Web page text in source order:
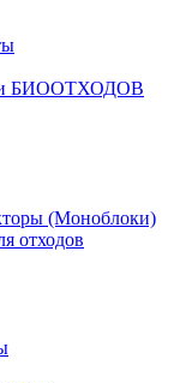
БИООТХОДОВ
(Моноблоки)
отходов